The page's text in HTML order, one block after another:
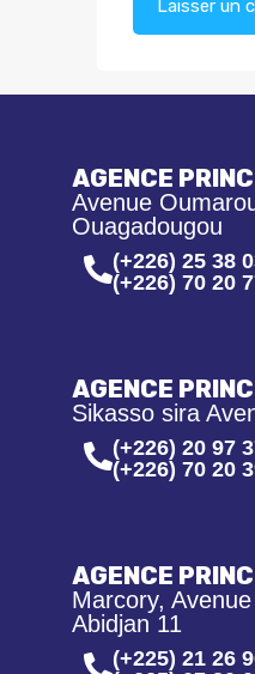
AGENCE
Avenue
Ouagadougou
(+226) 25 38
(+226) 70 20
AGENCE
Sikasso sira
(+226) 20 97
(+226) 70 20
AGENCE
Marcory,
Abidjan 11
(+225) 21 26